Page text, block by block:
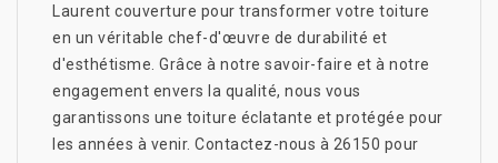
Laurent couverture pour transformer votre toiture
en un véritable chef-d'œuvre de durabilité et
d'esthétisme. Grâce à notre savoir-faire et à notre
engagement envers la qualité, nous vous
garantissons une toiture éclatante et protégée pour
les années à venir. Contactez-nous à 26150 pour